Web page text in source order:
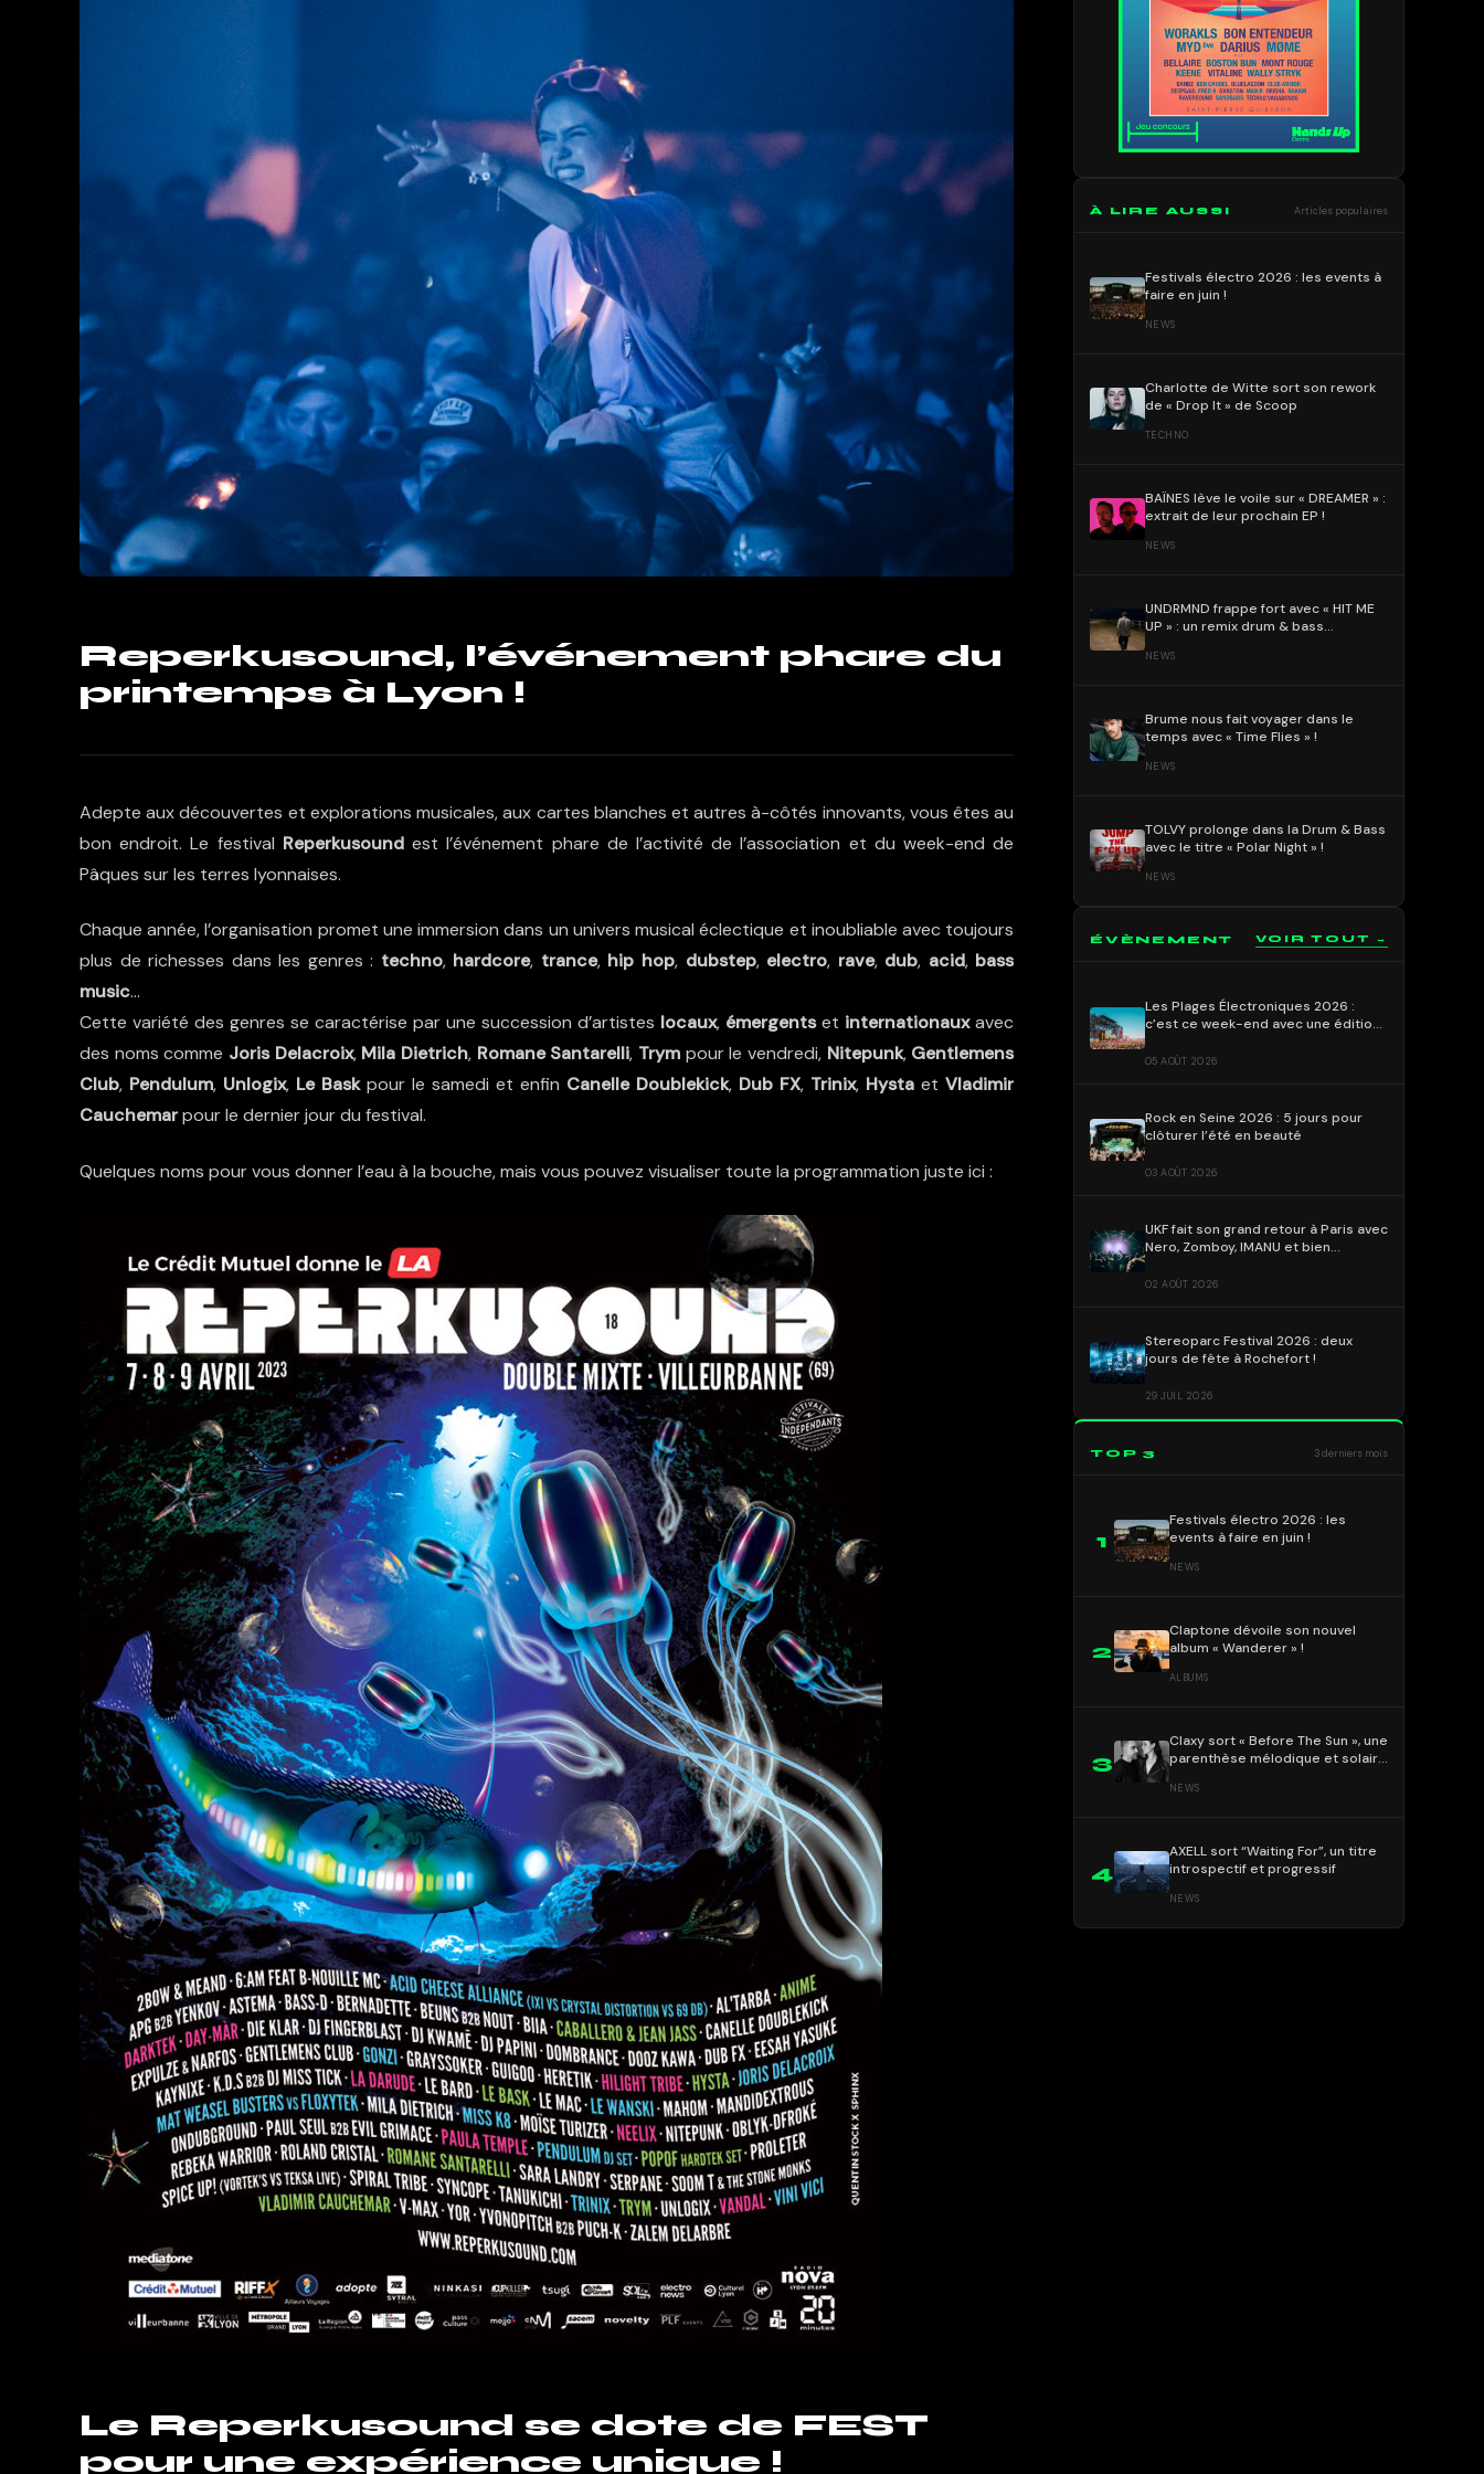
Reperkusound, l’événement phare du
printemps à Lyon !
Adepte aux découvertes et explorations musicales, aux cartes blanches et autres à-côtés innovants, vous êtes au
bon endroit. Le festival Reperkusoundest l’événement phare de l’activité de l’association et du week-end de
Pâques sur les terres lyonnaises.
Chaque année, l’organisation promet une immersion dans un univers musical éclectique et inoubliable avec toujours
plus de richesses dans les genres : techno, hardcore, trance, hip hop, dubstep, electro, rave, dub, acid, bass
music…
Cette variété des genres se caractérise par une succession d’artistes locaux, émergentset internationauxavec
des noms comme Joris Delacroix, Mila Dietrich, Romane Santarelli, Trym pour le vendredi, Nitepunk, Gentlemens
Club, Pendulum, Unlogix, Le Baskpour le samedi et enfin Canelle Doublekick, Dub FX, Trinix, Hysta etVladimir
Cauchemarpour le dernier jour du festival.
Quelques noms pour vous donner l’eau à la bouche, mais vous pouvez visualiser toute la programmation juste ici :
Le Reperkusound se dote de FEST
pour une expérience unique !
À LIRE AUSSI Articles populaires
Festivals électro 2026 : les events à
faire en juin !
NEWS
Charlotte de Witte sort son rework
de « Drop It » de Scoop
TECHNO
BAÏNES lève le voile sur « DREAMER » :
extrait de leur prochain EP !
NEWS
UNDRMND frappe fort avec « HIT ME
UP » : un remix drum & bass
NEWS
Brume nous fait voyager dans le
temps avec « Time Flies » !
NEWS
TOLVY prolonge dans la Drum & Bass
avec le titre « Polar Night » !
NEWS
ÉVÈNEMENT VOIR TOUT →
Les Plages Électroniques 2026 :
c’est ce week-end avec une édition
05 AOÛT 2026
Rock en Seine 2026 : 5 jours pour
clôturer l’été en beauté
03 AOÛT 2026
UKF fait son grand retour à Paris avec
Nero, Zomboy, IMANU et bien
02 AOÛT 2026
Stereoparc Festival 2026 : deux
jours de fête à Rochefort !
29 JUIL 2026
TOP 3 3 derniers mois
1
Festivals électro 2026 : les
events à faire en juin !
NEWS
2
Claptone dévoile son nouvel
album « Wanderer » !
ALBUMS
3
Claxy sort « Before The Sun », une
parenthèse mélodique et solaire
NEWS
4
AXELL sort “Waiting For”, un titre
introspectif et progressif
NEWS